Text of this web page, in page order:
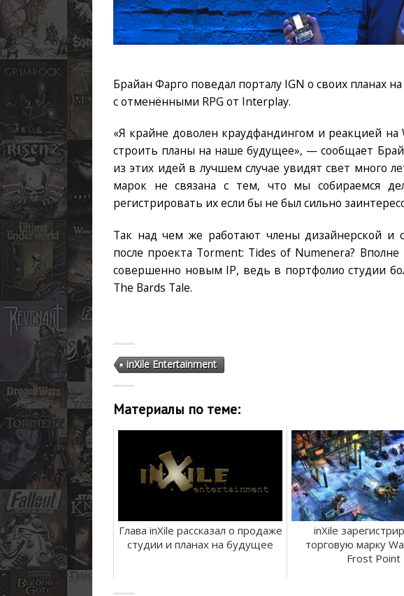
Брайан Фарго поведал порталу IGN о своих планах
с отменёнными RPG от Interplay.
«Я крайне доволен краудфандингом и реакцией на
строить планы на наше будущее», — сообщает
из этих идей в лучшем случае увидят свет много
марок не связана с тем, что мы собираемся
регистрировать их если бы не был сильно
Так над чем же работают члены дизайнерской и
после проекта Torment: Tides of Numenera?
совершенно новым IP, ведь в портфолио студии
The Bards Tale.
inXile Entertainment
Материалы по теме:
Глава inXile рассказал о продаже
студии и планах на будущее
inXile
торговую марку
Frost Point